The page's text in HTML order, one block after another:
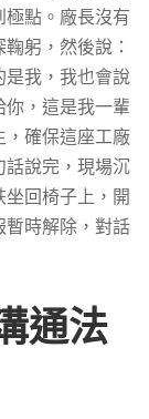
點。廠長沒有
躬，然後說：
是我，我也會說
，這是我一輩
，確保這座工廠
話說完，現場沉
回椅子上，開
暫時解除，對話
通法